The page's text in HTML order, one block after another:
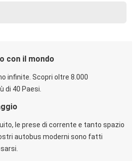
con il mondo
infinite. Scopri oltre 8.000
di 40 Paesi.
le prese di corrente e tanto spazio
autobus moderni sono fatti